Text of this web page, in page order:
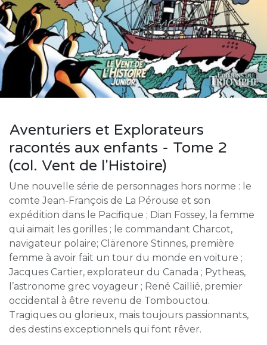
Aventuriers et Explorateurs
racontés aux enfants - Tome 2
(col. Vent de l'Histoire)
Une nouvelle série de personnages hors norme : le
comte Jean-François de La Pérouse et son
expédition dans le Pacifique ; Dian Fossey, la femme
qui aimait les gorilles ; le commandant Charcot,
navigateur polaire; Clärenore Stinnes, première
femme à avoir fait un tour du monde en voiture ;
Jacques Cartier, explorateur du Canada ; Pytheas,
l’astronome grec voyageur ; René Caillié, premier
occidental à être revenu de Tombouctou.
Tragiques ou glorieux, mais toujours passionnants,
des destins exceptionnels qui font rêver.